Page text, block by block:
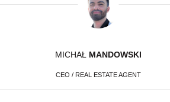
MICHAŁ MANDOWSKI
CEO / REAL ESTATE AGENT